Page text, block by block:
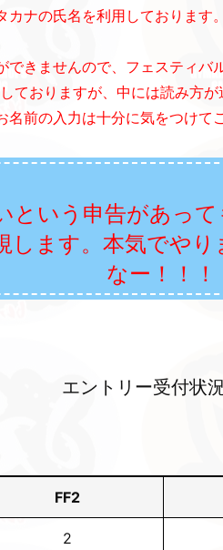
カナの氏名を利用しておりま
きませんので、フェスティバ
ておりますが、中には読み方
前の入力は十分に気をつけて
という申告があっ
します。本気でや
なー！！！
エントリー受付状
FF2
2